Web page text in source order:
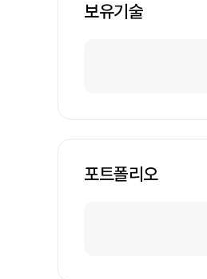
보유기술
포트폴리오